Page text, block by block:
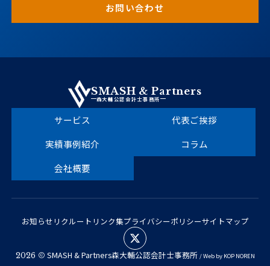
お問い合わせ
SMASH & Partners
森大輔公認会計士事務所
サービス
代表ご挨拶
実績事例紹介
コラム
会社概要
2026 SMASH & Partners森大輔公認会計士事務所 / Web by KOP NOREN
お知らせ リクルート リンク集プライバシーポリシーサイトマップ